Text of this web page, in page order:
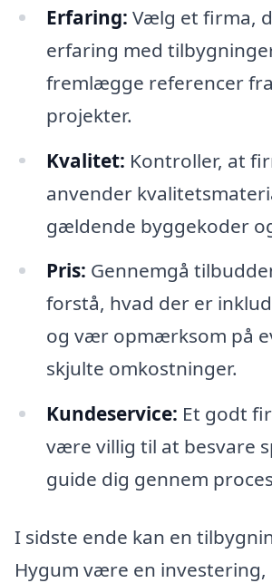
Erfaring: Vælg et firma,
erfaring med
fremlægge referencer
projekter.
Kvalitet: Kontroller, at
anvender
gældende byggekoder
Pris: Gennemgå
forstå, hvad der er
og vær opmærksom på
skjulte omkostninger.
Kundeservice: Et godt
være villig til at besvare
guide dig gennem
I sidste ende kan en
Hygum være en